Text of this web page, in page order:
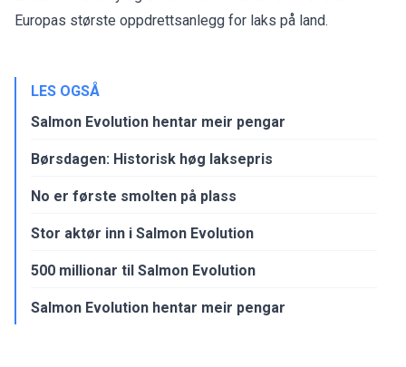
Europas største oppdrettsanlegg for laks på land.
LES OGSÅ
Salmon Evolution hentar meir pengar
Børsdagen: Historisk høg laksepris
No er første smolten på plass
Stor aktør inn i Salmon Evolution
500 millionar til Salmon Evolution
Salmon Evolution hentar meir pengar